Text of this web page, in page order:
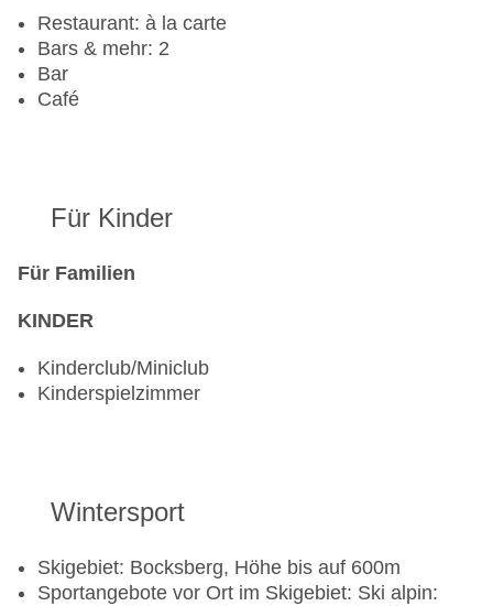
Restaurant: à la carte
Bars & mehr: 2
Bar
Café
Für Kinder
Für Familien
KINDER
Kinderclub/Miniclub
Kinderspielzimmer
Wintersport
Skigebiet: Bocksberg, Höhe bis auf 600m
Sportangebote vor Ort im Skigebiet: Ski alpin: